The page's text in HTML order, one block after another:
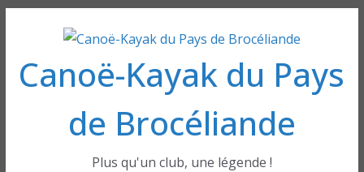
contenu
Canoë-Kayak du Pays
de Brocéliande
Plus qu'un club, une légende !